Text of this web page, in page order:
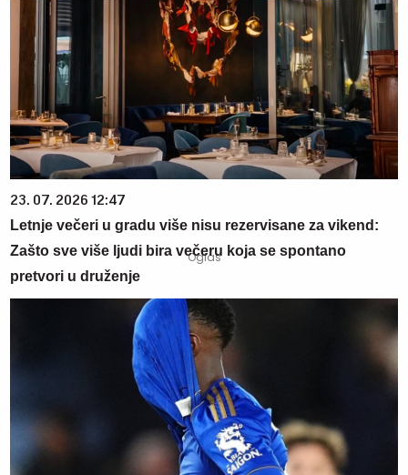
23. 07. 2026 12:47
Letnje večeri u gradu više nisu rezervisane za vikend:
Zašto sve više ljudi bira večeru koja se spontano
pretvori u druženje